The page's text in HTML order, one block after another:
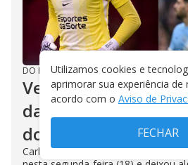
DO R7 18/05/2026
Veja 7 'esnobados'
da seleção
do Mundo
Carlo Ancelotti anunciou os 26
Utilizamos cookies e
aprimorar sua experiência de
acordo com o Aviso de
FECHAR